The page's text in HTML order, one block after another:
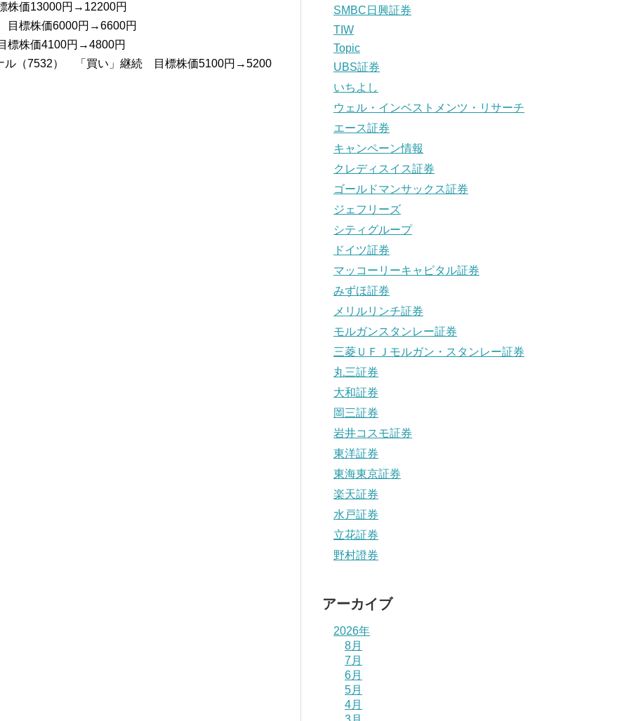
価13000円→12200円
標株価6000円→6600円
株価4100円→4800円
ル（7532） 「買い」継続 目標株価5100円→5200
SMBC日興証券
TIW
Topic
UBS証券
いちよし
ウェル・インベストメンツ・リサーチ
エース証券
キャンペーン情報
クレディスイス証券
ゴールドマンサックス証券
ジェフリーズ
シティグループ
ドイツ証券
マッコーリーキャピタル証券
みずほ証券
メリルリンチ証券
モルガンスタンレー証券
三菱ＵＦＪモルガン・スタンレー証券
丸三証券
大和証券
岡三証券
岩井コスモ証券
東洋証券
東海東京証券
楽天証券
水戸証券
立花証券
野村證券
アーカイブ
2026年
8月
7月
6月
5月
4月